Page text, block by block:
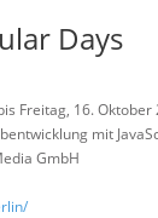
Days
Freitag, 16. Oktober
mit
GmbH